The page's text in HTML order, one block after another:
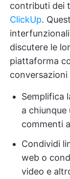
contributi dei
ClickUp.
discutere le
piattaforma
Semplifica
a chiunque
commenti
Condividi
web o
video e